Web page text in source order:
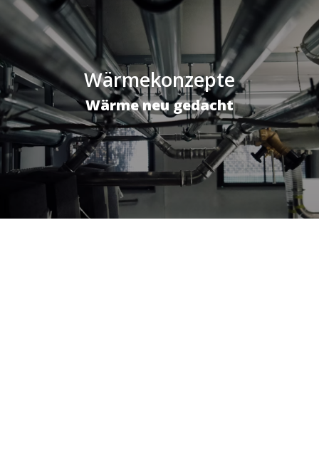
Wärmekonzepte
Wärme neu gedacht